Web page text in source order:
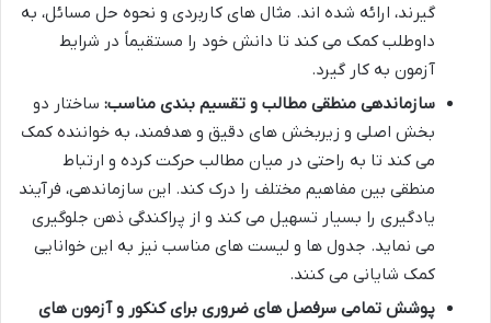
گیرند، ارائه شده اند. مثال های کاربردی و نحوه حل مسائل، به
داوطلب کمک می کند تا دانش خود را مستقیماً در شرایط
آزمون به کار گیرد.
سازماندهی منطقی مطالب و تقسیم بندی مناسب: ساختار دو
بخش اصلی و زیربخش های دقیق و هدفمند، به خواننده کمک
می کند تا به راحتی در میان مطالب حرکت کرده و ارتباط
منطقی بین مفاهیم مختلف را درک کند. این سازماندهی، فرآیند
یادگیری را بسیار تسهیل می کند و از پراکندگی ذهن جلوگیری
می نماید. جدول ها و لیست های مناسب نیز به این خوانایی
کمک شایانی می کنند.
پوشش تمامی سرفصل های ضروری برای کنکور و آزمون های